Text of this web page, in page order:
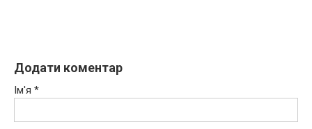
Додати коментар
Ім'я *